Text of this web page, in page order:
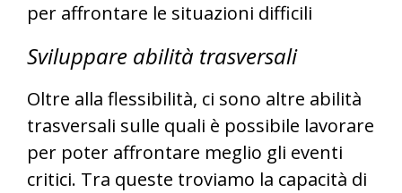
per affrontare le situazioni difficili
Sviluppare abilità trasversali
Oltre alla flessibilità, ci sono altre abilità
trasversali sulle quali è possibile lavorare
per poter affrontare meglio gli eventi
critici. Tra queste troviamo la capacità di